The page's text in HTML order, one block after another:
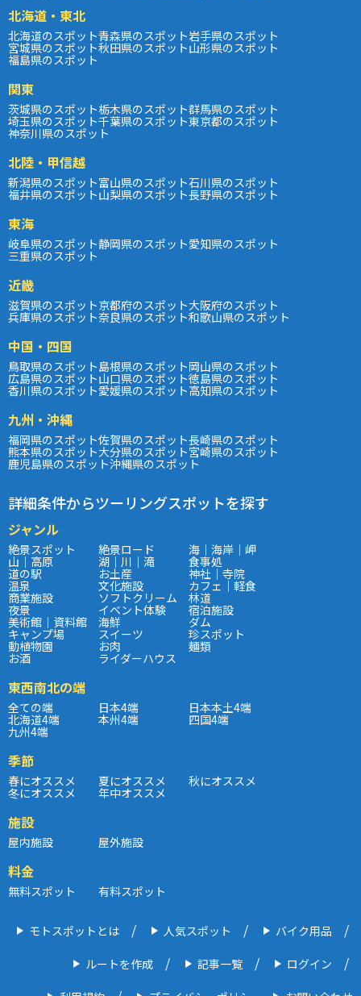
北海道・東北
北海道のスポット青森県のスポット岩手県のスポット
宮城県のスポット秋田県のスポット山形県のスポット
福島県のスポット
関東
茨城県のスポット栃木県のスポット群馬県のスポット
埼玉県のスポット千葉県のスポット東京都のスポット
神奈川県のスポット
北陸・甲信越
新潟県のスポット富山県のスポット石川県のスポット
福井県のスポット山梨県のスポット長野県のスポット
東海
岐阜県のスポット静岡県のスポット愛知県のスポット
三重県のスポット
近畿
滋賀県のスポット京都府のスポット大阪府のスポット
兵庫県のスポット奈良県のスポット和歌山県のスポット
中国・四国
鳥取県のスポット島根県のスポット岡山県のスポット
広島県のスポット山口県のスポット徳島県のスポット
香川県のスポット愛媛県のスポット高知県のスポット
九州・沖縄
福岡県のスポット佐賀県のスポット長崎県のスポット
熊本県のスポット大分県のスポット宮崎県のスポット
鹿児島県のスポット沖縄県のスポット
詳細条件からツーリングスポットを探す
ジャンル
絶景スポット 絶景ロード 海｜海岸｜岬
山｜高原 湖｜川｜滝 食事処
道の駅 お土産 神社｜寺院
温泉 文化施設 カフェ｜軽食
商業施設 ソフトクリーム 林道
夜景 イベント体験 宿泊施設
美術館｜資料館 海鮮 ダム
キャンプ場 スイーツ 珍スポット
動植物園 お肉 麺類
お酒 ライダーハウス
東西南北の端
全ての端 日本4端 日本本土4端
北海道4端 本州4端 四国4端
九州4端
季節
春にオススメ 夏にオススメ 秋にオススメ
冬にオススメ 年中オススメ
施設
屋内施設 屋外施設
料金
無料スポット 有料スポット
モトスポットとは 人気スポット バイク用品
ルートを作成 記事一覧 ログイン